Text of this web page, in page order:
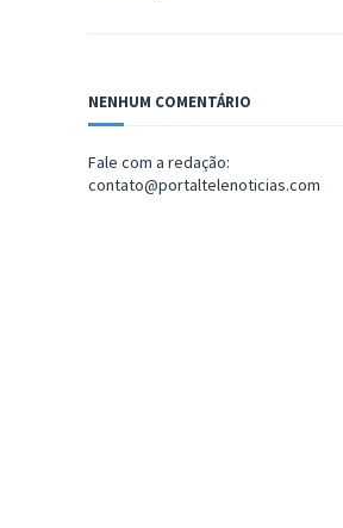
NENHUM COMENTÁRIO
Fale com a redação:
contato@portaltelenoticias.com